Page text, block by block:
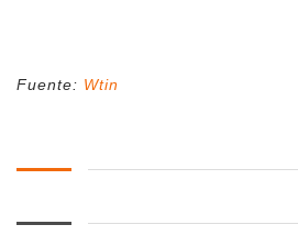
Fuente: Wtin